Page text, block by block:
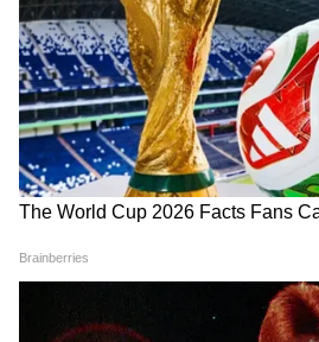
विवाद निर्माण और बुनियादी
यह देखते हुए कि यद्यपि L&W
निर्माण व्यवसाय में लगी हुई है, यह
बीच किसी भी निर्माण या
नहीं हुआ है, बल्कि डायरेक्टर्स
आरोपों से उत्पन्न हुआ है।
सुप्रीम कोर्ट के अंबालाल साराभाई
बनाम केएस इंफ्रास्पेस एलएलपी